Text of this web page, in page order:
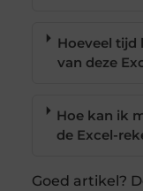
Hoeveel tijd
van deze
Hoe kan ik
de Excel-
Goed artikel?